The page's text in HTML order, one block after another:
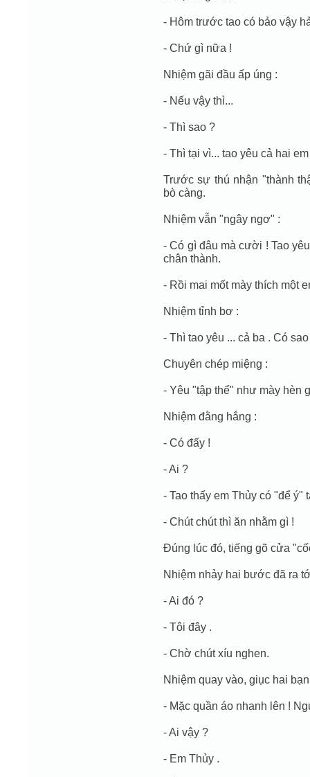
- Hôm trước tao có bảo vậy
- Chứ gì nữa !
Nhiệm gãi đầu ấp úng :
- Nếu vậy thì...
- Thì sao ?
- Thì tại vì... tao yêu cả hai
Trước sự thú nhận "thành
bò càng.
Nhiệm vẫn "ngây ngơ" :
- Có gì đâu mà cười ! Tao
chân thành.
- Rồi mai mốt mày thích một
Nhiệm tỉnh bơ :
- Thì tao yêu ... cả ba . Có
Chuyên chép miệng :
- Yêu "tập thể" như mày hèn
Nhiệm đằng hắng :
- Có đấy !
- Ai ?
- Tao thấy em Thủy có "để ý"
- Chút chút thì ăn nhằm gì !
Ðúng lúc đó, tiếng gõ cửa
Nhiệm nhảy hai bước đã ra
- Ai đó ?
- Tôi đây .
- Chờ chút xíu nghen.
Nhiệm quay vào, giục hai
- Mặc quần áo nhanh lên !
- Ai vậy ?
- Em Thủy .